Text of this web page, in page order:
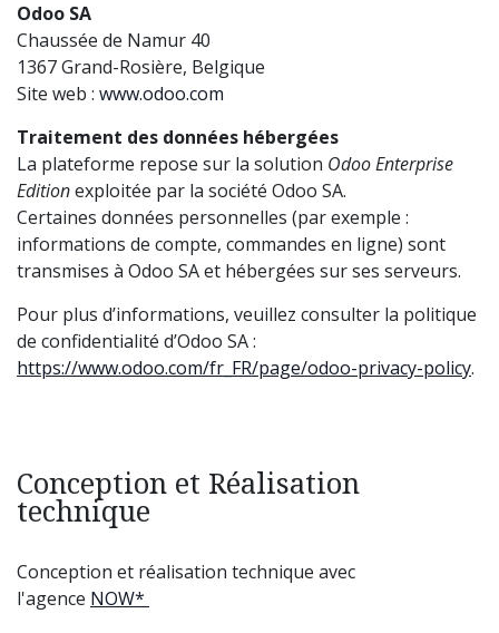
Odoo SA
Chaussée de Namur 40
1367 Grand-Rosière, Belgique
Site web : www.odoo.com
Traitement des données hébergées
La plateforme repose sur la solution Odoo Enterprise
Editionexploitée par la société Odoo SA.
Certaines données personnelles (par exemple :
informations de compte, commandes en ligne) sont
transmises à Odoo SA et hébergées sur ses serveurs.
Pour plus d’informations, veuillez consulter la politique
de confidentialité d’Odoo SA :
https://www.odoo.com/fr_FR/page/odoo-privacy-policy.
Conception et Réalisation
technique
Conception et réalisation technique avec
l'agence NOW*